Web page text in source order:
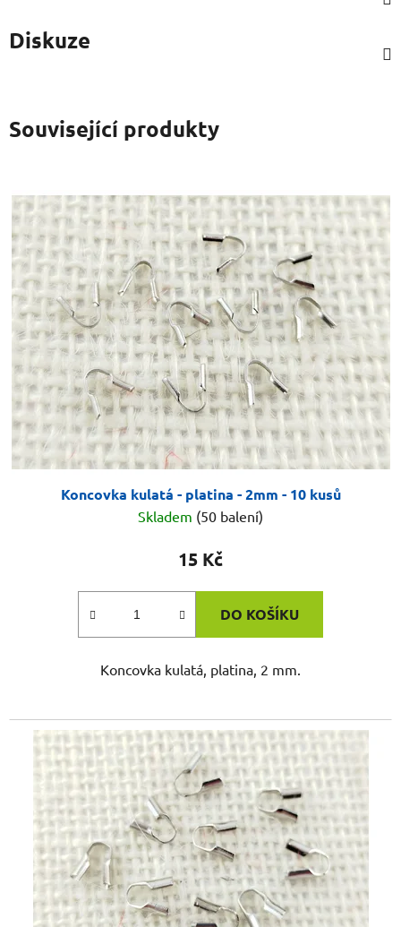
Diskuze
Související produkty
Koncovka kulatá - platina - 2mm - 10 kusů
Skladem (50 balení)
15 Kč
DO KOŠÍKU
Koncovka kulatá, platina, 2 mm.